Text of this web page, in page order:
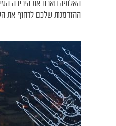
ההזדמנות שלכם לדחוף את